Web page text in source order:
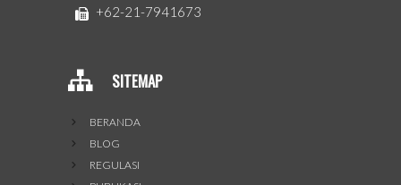
+62-21-7941673
SITEMAP
BERANDA
BLOG
REGULASI